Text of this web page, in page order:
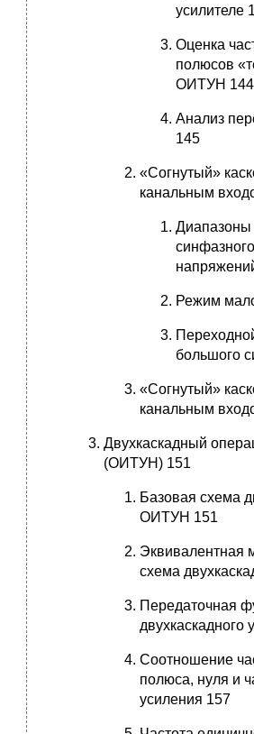
усилителе
Оценка
полюсов
ОИТУН 144
Анализ
145
«Согнутый»
канальным
Диапазоны
Режим
большого
«Согнутый»
канальным
Двухкаскадный
(ОИТУН) 151
Базовая схема
ОИТУН 151
Эквивалентная
схема
Передаточная
двухкаскадного
Соотношение
полюса, нуля и
усиления 157